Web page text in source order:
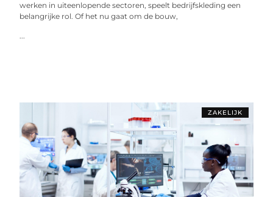
werken in uiteenlopende sectoren, speelt bedrijfskleding een
belangrijke rol. Of het nu gaat om de bouw,
...
ZAKELIJK